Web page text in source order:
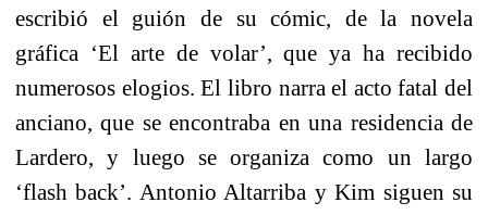
escribió el guión de su cómic, de la novela
gráfica ‘El arte de volar’, que ya ha recibido
numerosos elogios. El libro narra el acto fatal del
anciano, que se encontraba en una residencia de
Lardero, y luego se organiza como un largo
‘flash back’. Antonio Altarriba y Kim siguen su